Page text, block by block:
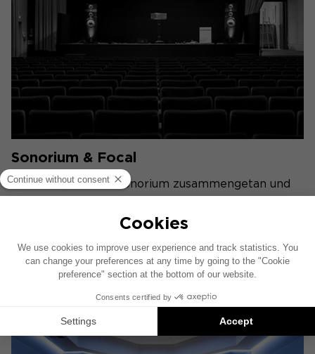
Sonorium & Focal
Focal hat sich mit Sonorium zusammengetan und
stellt seine hohen wiedergabetreuen Lautsprecher
für die Hörerlebnisse und Treffen mit den
Weiterlesen